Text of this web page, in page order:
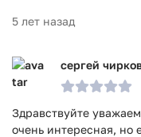
5 лет назад
сергей
Здравствуйте
очень интересная, но